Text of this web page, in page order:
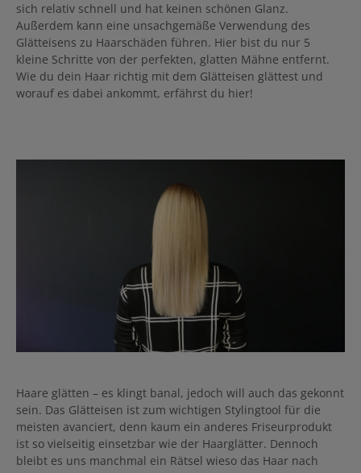
sich relativ schnell und hat keinen schönen Glanz.
Außerdem kann eine unsachgemäße Verwendung des
Glätteisens zu Haarschäden führen. Hier bist du nur 5
kleine Schritte von der perfekten, glatten Mähne entfernt.
Wie du dein Haar richtig mit dem Glätteisen glättest und
worauf es dabei ankommt, erfährst du hier!
Haare glätten – es klingt banal, jedoch will auch das gekonnt
sein. Das Glätteisen ist zum wichtigen Stylingtool für die
meisten avanciert, denn kaum ein anderes Friseurprodukt
ist so vielseitig einsetzbar wie der Haarglätter. Dennoch
bleibt es uns manchmal ein Rätsel wieso das Haar nach